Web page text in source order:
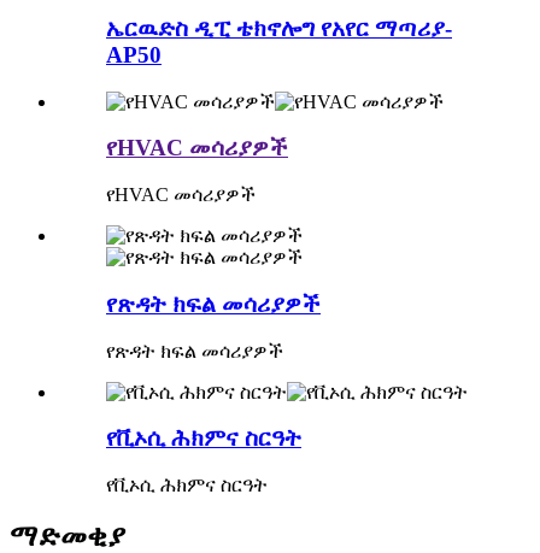
ኤርዉድስ ዲፒ ቴክኖሎግ የአየር ማጣሪያ-
AP50
የHVAC መሳሪያዎች
የHVAC መሳሪያዎች
የጽዳት ክፍል መሳሪያዎች
የጽዳት ክፍል መሳሪያዎች
የቪኦሲ ሕክምና ስርዓት
የቪኦሲ ሕክምና ስርዓት
ማድመቂያ